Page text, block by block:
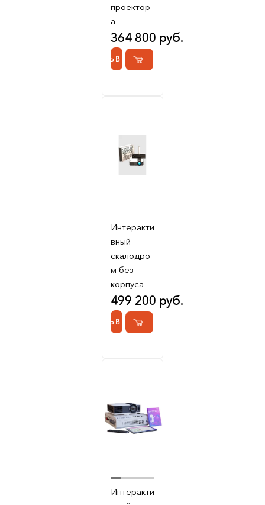
проектор
а
364 800 руб.
КУПИТЬ В 1 КЛИК
Интеракти
вный
скалодро
м без
корпуса
499 200 руб.
КУПИТЬ В 1 КЛИК
Интеракти